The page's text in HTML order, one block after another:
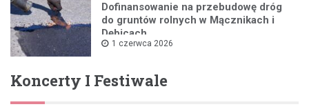
Dofinansowanie na przebudowę dróg
do gruntów rolnych w Mącznikach i
Dębicach
1 czerwca 2026
Koncerty I Festiwale